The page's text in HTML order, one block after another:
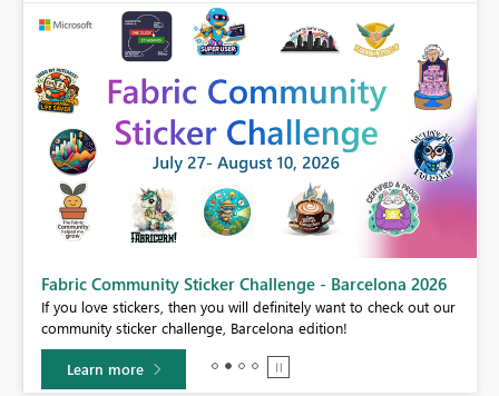
Fabric Community Sticker Challenge - Barcelona 2026
If you love stickers, then you will definitely want to check out our
community sticker challenge, Barcelona edition!
Learn more